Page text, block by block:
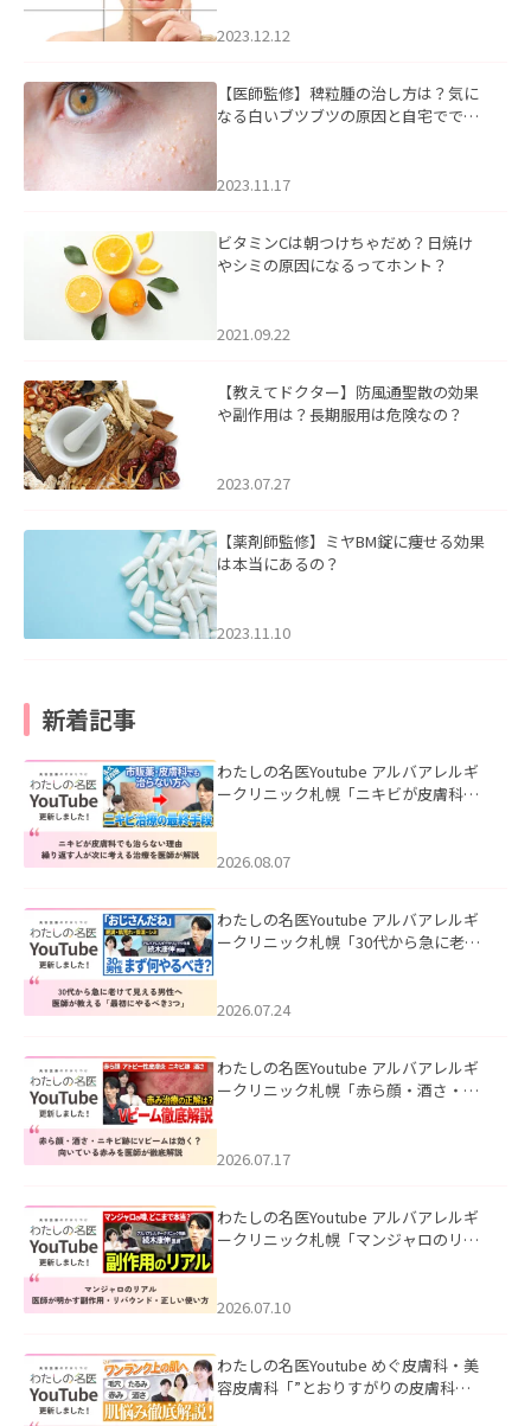
2023.12.12
【医師監修】稗粒腫の治し方は？気に
なる白いブツブツの原因と自宅ででき
2023.11.17
ビタミンCは朝つけちゃだめ？日焼け
やシミの原因になるってホント？
2021.09.22
【教えてドクター】防風通聖散の効果
や副作用は？長期服用は危険なの？
2023.07.27
【薬剤師監修】ミヤBM錠に痩せる効果
は本当にあるの？
2023.11.10
新着記事
わたしの名医Youtube アルバアレルギ
ークリニック札幌「ニキビが皮膚科で
ました。
2026.08.07
わたしの名医Youtube アルバアレルギ
ークリニック札幌「30代から急に老け
た。
2026.07.24
わたしの名医Youtube アルバアレルギ
ークリニック札幌「赤ら顔・酒さ・ニ
した。
2026.07.17
わたしの名医Youtube アルバアレルギ
ークリニック札幌「マンジャロのリア
た。
2026.07.10
わたしの名医Youtube めぐ皮膚科・美
容皮膚科「”とおりすがりの皮膚科